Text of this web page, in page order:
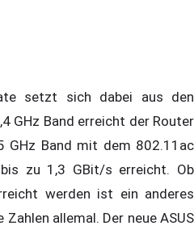
setzt sich dabei aus den
GHz Band erreicht der Router
GHz Band mit dem 802.11ac
zu 1,3 GBit/s erreicht. Ob
werden ist ein anderes
allemal. Der neue ASUS